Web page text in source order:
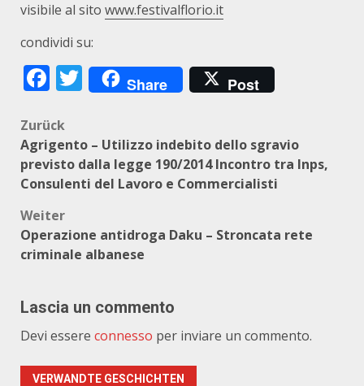
visibile al sito www.festivalflorio.it
condividi su:
Facebook
Twitter
Share Post
Beitragsnavigation
Zurück
Agrigento – Utilizzo indebito dello sgravio
previsto dalla legge 190/2014 Incontro tra Inps,
Consulenti del Lavoro e Commercialisti
Weiter
Operazione antidroga Daku – Stroncata rete
criminale albanese
Lascia un commento
Devi essere connesso per inviare un commento.
VERWANDTE GESCHICHTEN